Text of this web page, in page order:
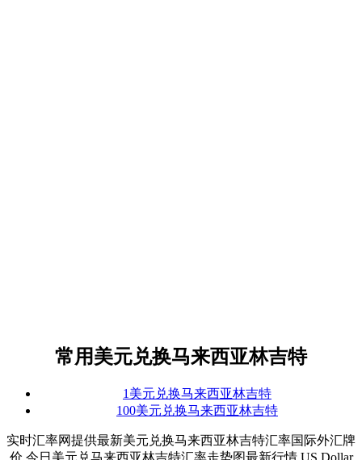
常用美元兑换马来西亚林吉特
1美元兑换马来西亚林吉特
100美元兑换马来西亚林吉特
实时汇率网提供最新美元兑换马来西亚林吉特汇率国际外汇牌
价,今日美元兑马来西亚林吉特汇率走势图最新行情,US Dollar